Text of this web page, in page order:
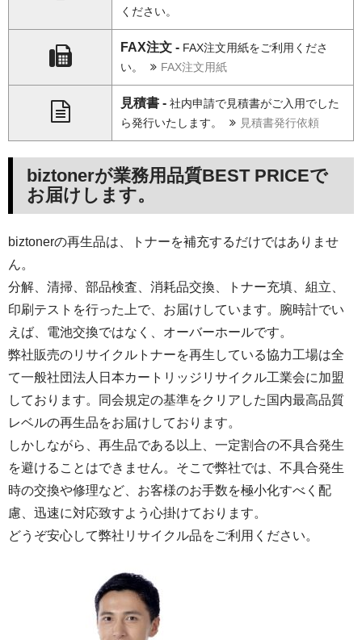
ください。
FAX注文 - FAX注文用紙をご利用くださ
い。
FAX注文用紙
見積書 - 社内申請で見積書がご入用でした
ら発行いたします。
見積書発行依頼
biztonerが業務用品質BEST PRICEで
お届けします。
biztonerの再生品は、トナーを補充するだけではありませ
ん。
分解、清掃、部品検査、消耗品交換、トナー充填、組立、
印刷テストを行った上で、お届けしています。腕時計でい
えば、電池交換ではなく、オーバーホールです。
弊社販売のリサイクルトナーを再生している協力工場は全
て一般社団法人日本カートリッジリサイクル工業会に加盟
しております。同会規定の基準をクリアした国内最高品質
レベルの再生品をお届けしております。
しかしながら、再生品である以上、一定割合の不具合発生
を避けることはできません。そこで弊社では、不具合発生
時の交換や修理など、お客様のお手数を極小化すべく配
慮、迅速に対応致すよう心掛けております。
どうぞ安心して弊社リサイクル品をご利用ください。